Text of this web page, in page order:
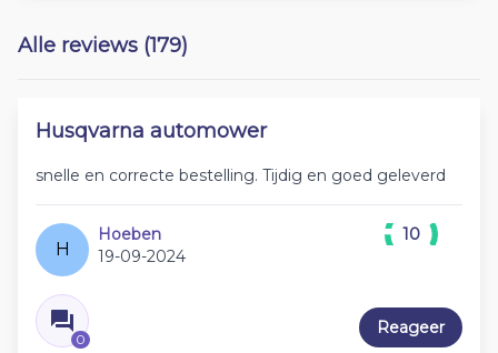
Alle reviews (179)
Husqvarna automower
snelle en correcte bestelling. Tijdig en goed geleverd
H
Hoeben
19-09-2024
0
10
Reageer